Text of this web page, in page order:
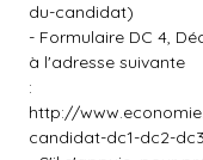
du-candidat)
- Formulaire DC 4,
à l'adresse suivante
:
http://
candidat-dc1-dc2-